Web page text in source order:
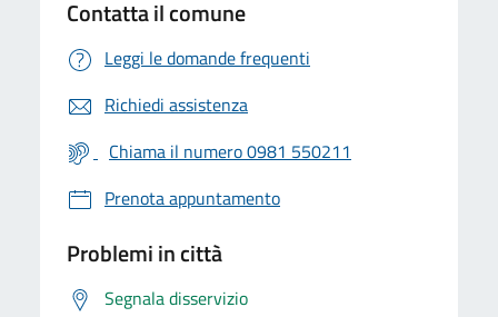
Contatta il comune
Leggi le domande frequenti
Richiedi assistenza
Chiama il numero 0981 550211
Prenota appuntamento
Problemi in città
Segnala disservizio